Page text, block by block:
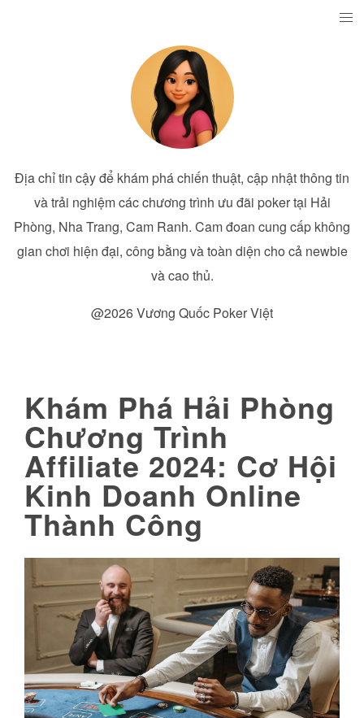
Địa chỉ tin cậy để khám phá chiến thuật, cập nhật thông tin
và trải nghiệm các chương trình ưu đãi poker tại Hải
Phòng, Nha Trang, Cam Ranh. Cam đoan cung cấp không
gian chơi hiện đại, công bằng và toàn diện cho cả newbie
và cao thủ.
@2026 Vương Quốc Poker Việt
Khám Phá Hải Phòng
Chương Trình
Affiliate 2024: Cơ Hội
Kinh Doanh Online
Thành Công